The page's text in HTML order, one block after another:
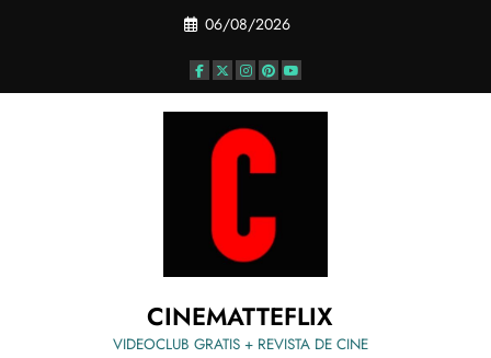
06/08/2026
CINEMATTEFLIX
VIDEOCLUB GRATIS + REVISTA DE CINE